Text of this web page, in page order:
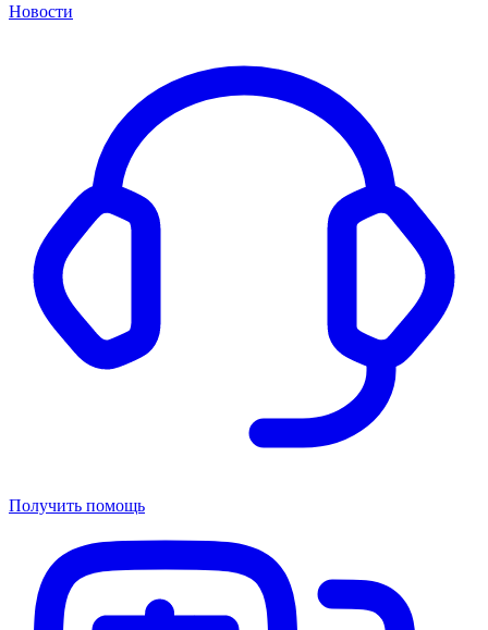
Новости
Получить помощь